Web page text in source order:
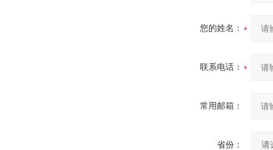
您的姓名：
联系电话：
常用邮箱：
省份：